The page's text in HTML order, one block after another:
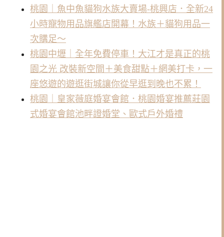
桃園｜魚中魚貓狗水族大賣場-桃興店．全新24
小時寵物用品旗艦店開幕！水族＋貓狗用品一
次購足～
桃園中壢｜全年免費停車！大江才是真正的桃
園之光 改裝新空間＋美食甜點＋網美打卡，一
座悠遊的遊逛街城讓你從早逛到晚也不累！
桃園｜皇家薇庭婚宴會館．桃園婚宴推薦莊園
式婚宴會館池畔證婚堂、歐式戶外婚禮